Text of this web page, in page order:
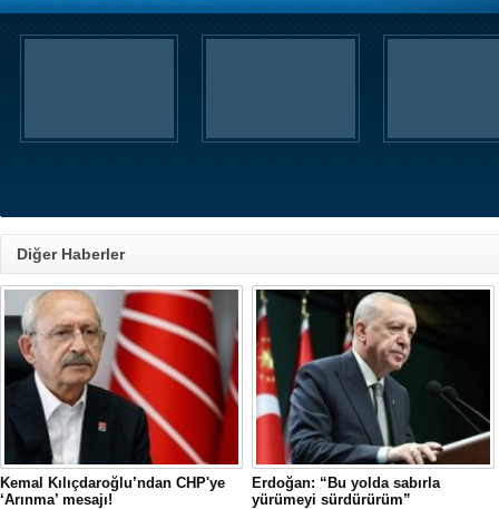
Diğer Haberler
Kemal Kılıçdaroğlu’ndan CHP'ye
‘Arınma’ mesajı!
Erdoğan: “Bu yolda sabırla
yürümeyi sürdürürüm”